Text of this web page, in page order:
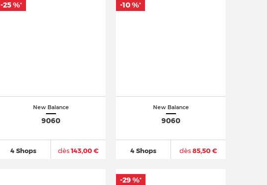
New Balance
9060
4 Shops dès143,00 €
-25 %*
New Balance
9060
4 Shops dès85,50 €
-10 %*
-29 %*